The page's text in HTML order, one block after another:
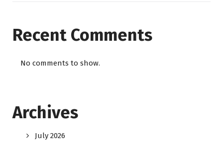
Recent Comments
No comments to show.
Archives
July 2026